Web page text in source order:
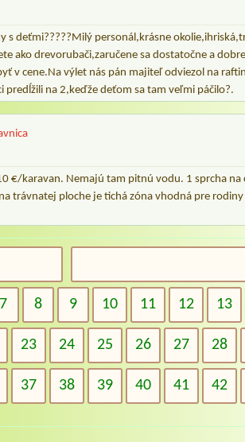
s deťmi??‍?‍?‍?Milý personál,krásne
ako drevorubači,zaručene sa dostatočne a
v cene.Na výlet nás pán majiteľ odviezol na
na 2,keďže deťom sa tam veľmi páčilo?.
€/karavan. Nemajú tam pitnú vodu. 1 sprcha na
trávnatej ploche je tichá zóna vhodná pre
7 8 9 10 11 12 13
23 24 25 26 27 28
37 38 39 40 41 42